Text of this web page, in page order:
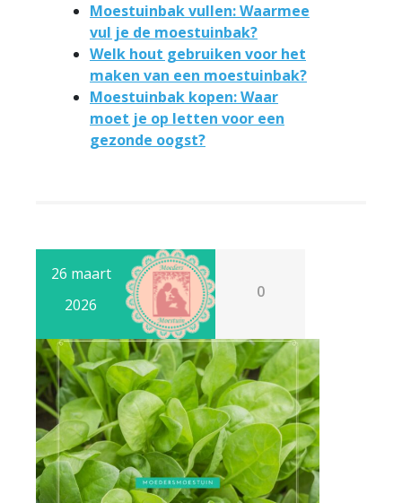
Moestuinbak vullen: Waarmee
vul je de moestuinbak?
Welk hout gebruiken voor het
maken van een moestuinbak?
Moestuinbak kopen: Waar
moet je op letten voor een
gezonde oogst?
26 maart
2026
0